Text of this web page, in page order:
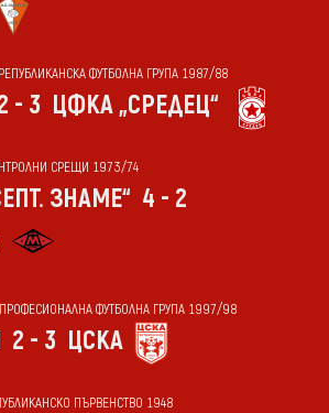
РЕПУБЛИКАНСКА ФУТБОЛНА ГРУПА 1987/88
- 3 ЦФКА „СРЕДЕЦ“
СРЕЩИ 1973/74
ЗНАМЕ“ 4 - 2
ПРОФЕСИОНАЛНА ФУТБОЛНА ГРУПА 1997/98
2 - 3 ЦСКА
ПЪРВЕНСТВО 1948